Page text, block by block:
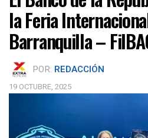
la Feria
Barranquilla –
POR: REDACCIÓN
19 OCTUBRE, 2025